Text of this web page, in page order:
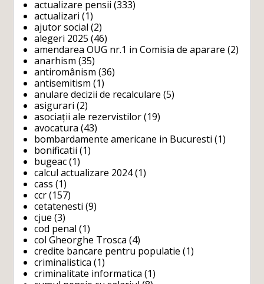
actualizare pensii (333)
actualizari (1)
ajutor social (2)
alegeri 2025 (46)
amendarea OUG nr.1 in Comisia de aparare (2)
anarhism (35)
antiromânism (36)
antisemitism (1)
anulare decizii de recalculare (5)
asigurari (2)
asociații ale rezervistilor (19)
avocatura (43)
bombardamente americane in Bucuresti (1)
bonificatii (1)
bugeac (1)
calcul actualizare 2024(1)
cass (1)
ccr (157)
cetatenesti (9)
cjue (3)
cod penal (1)
col Gheorghe Trosca (4)
credite bancare pentru populatie (1)
criminalistica (1)
criminalitate informatica (1)